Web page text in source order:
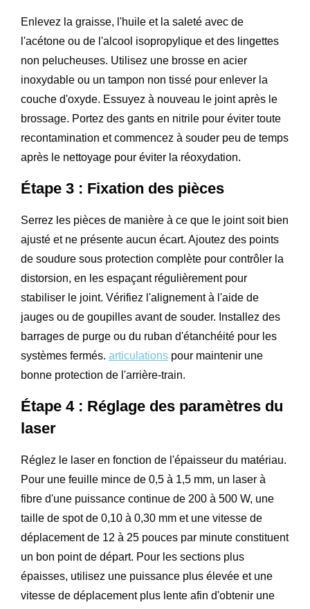
Enlevez la graisse, l'huile et la saleté avec de
l'acétone ou de l'alcool isopropylique et des lingettes
non pelucheuses. Utilisez une brosse en acier
inoxydable ou un tampon non tissé pour enlever la
couche d'oxyde. Essuyez à nouveau le joint après le
brossage. Portez des gants en nitrile pour éviter toute
recontamination et commencez à souder peu de temps
après le nettoyage pour éviter la réoxydation.
Étape 3 : Fixation des pièces
Serrez les pièces de manière à ce que le joint soit bien
ajusté et ne présente aucun écart. Ajoutez des points
de soudure sous protection complète pour contrôler la
distorsion, en les espaçant régulièrement pour
stabiliser le joint. Vérifiez l'alignement à l'aide de
jauges ou de goupilles avant de souder. Installez des
barrages de purge ou du ruban d'étanchéité pour les
systèmes fermés. articulations pour maintenir une
bonne protection de l'arrière-train.
Étape 4 : Réglage des paramètres du
laser
Réglez le laser en fonction de l'épaisseur du matériau.
Pour une feuille mince de 0,5 à 1,5 mm, un laser à
fibre d'une puissance continue de 200 à 500 W, une
taille de spot de 0,10 à 0,30 mm et une vitesse de
déplacement de 12 à 25 pouces par minute constituent
un bon point de départ. Pour les sections plus
épaisses, utilisez une puissance plus élevée et une
vitesse de déplacement plus lente afin d'obtenir une